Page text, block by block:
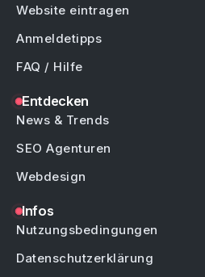
Website eintragen
Anmeldetipps
FAQ / Hilfe
Entdecken
News & Trends
SEO Agenturen
Webdesign
Infos
Nutzungsbedingungen
Datenschutzerklärung